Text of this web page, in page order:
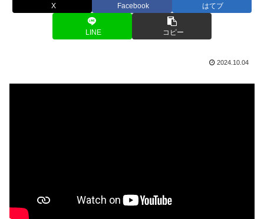
X Facebook はてブ
LINE コピー
2024.10.04